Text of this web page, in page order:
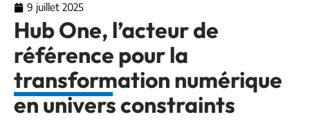
9 juillet 2025
Hub One, l’acteur de
référence pour la
transformation numérique
en univers constraints